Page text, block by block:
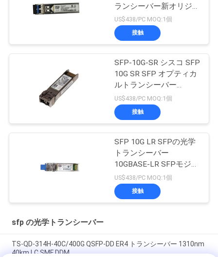
ランシーバー新オリジナ
ル
US$438/PC MOQ:1個
接触
SFP-10G-SR シスコ SFP
10G SR SFP オプティカ
ルトランシーバー
10GBASE-SR SFP モジ
ュール
US$438/PC MOQ:1個
接触
SFP 10G LR SFPの光学
トランシーバー
10GBASE-LR SFPモジュ
ール
US$438/PC MOQ:1個
接触
sfp の光学トランシーバー
TS-QD-314H-40C/400G QSFP-DD ER4 トランシーバー 1310nm
40km LC SMF DDM